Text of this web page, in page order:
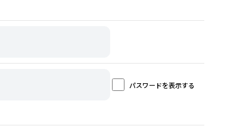
パスワードを表示する